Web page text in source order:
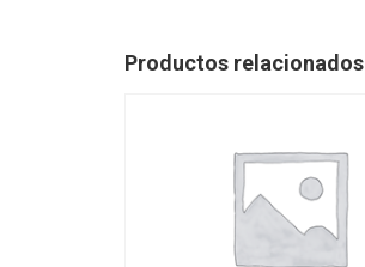
Productos relacionados